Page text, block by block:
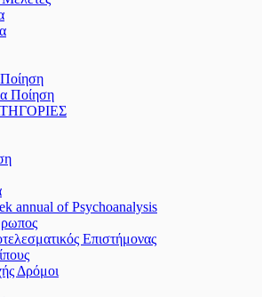
Ποίηση
annual of Psychoanalysis
Επιστήμονας
Δρόμοι